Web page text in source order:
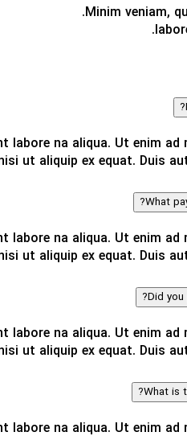
Minim veniam,
na aliqua. Ut enim ad
ut aliquip ex equat. Duis
na aliqua. Ut enim ad
ut aliquip ex equat. Duis
na aliqua. Ut enim ad
ut aliquip ex equat. Duis
na aliqua. Ut enim ad